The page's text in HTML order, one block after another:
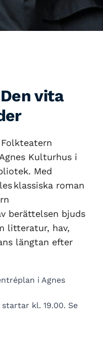
vita
Kulturhus i
Med
klassiska roman
berättelsen bjuds
litteratur, hav,
längtan efter
i Agnes
kl. 19.00. Se